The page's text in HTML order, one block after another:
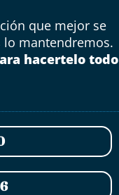
que mejor se
mantendremos.
hacertelo todo